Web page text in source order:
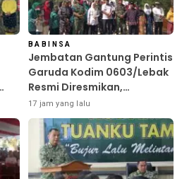
BABINSA
Jembatan Gantung Perintis
Garuda Kodim 0603/Lebak
Resmi Diresmikan,
Permudah Akses Warga
Desa Wanasalam
17 jam yang lalu